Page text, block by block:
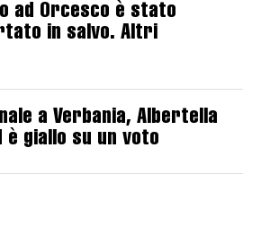
ad Orcesco è stato
in salvo. Altri
a Verbania, Albertella
è giallo su un voto